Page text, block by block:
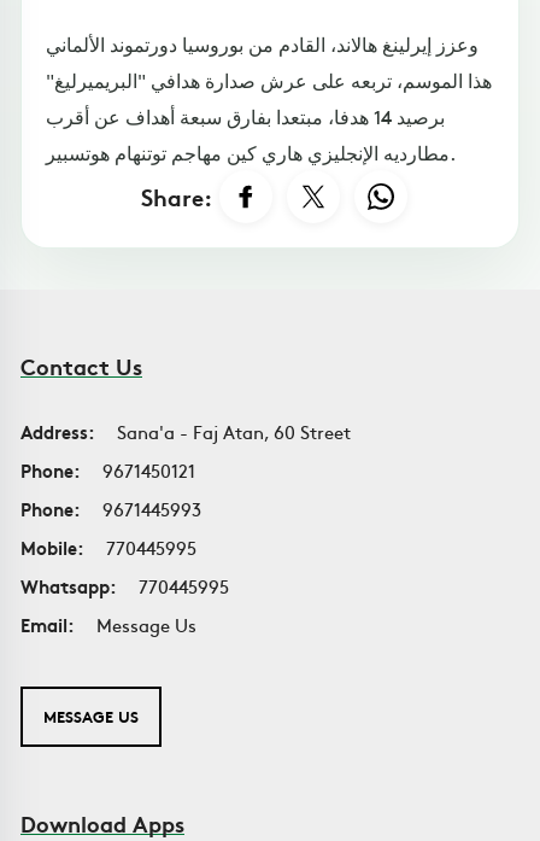
وعزز إيرلينغ هالاند، القادم من بوروسيا دورتموند الألماني
هذا الموسم، تربعه على عرش صدارة هدافي "البريميرليغ"
برصيد 14 هدفا، مبتعدا بفارق سبعة أهداف عن أقرب
مطارديه الإنجليزي هاري كين مهاجم توتنهام هوتسبير.
Share:
Contact Us
Address:
Sana'a - Faj Atan, 60 Street
Phone:
9671450121
Phone:
9671445993
Mobile:
770445995
Whatsapp:
770445995
Email:
Message Us
MESSAGE US
Download Apps